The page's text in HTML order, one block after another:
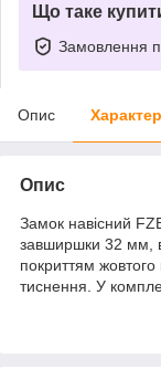
Що таке
Замовлення
Опис
Опис
Замок навісний
завширшки 32 мм,
покриттям жовтого
тиснення. У